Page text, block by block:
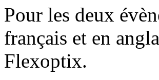
Pour les deux
français et en
Flexoptix.